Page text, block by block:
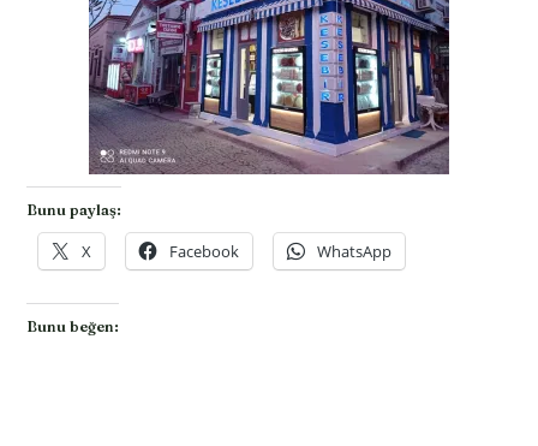
Bunu paylaş:
X Facebook WhatsApp
Bunu beğen: